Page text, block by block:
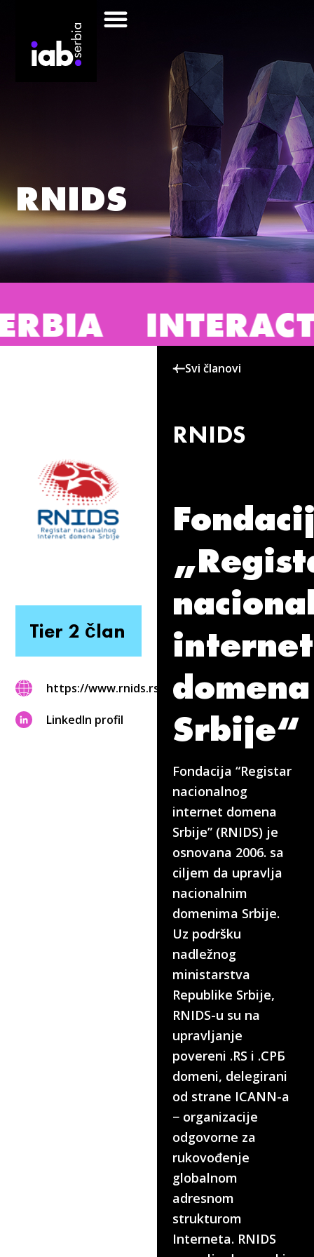
RNIDS
Tier 2 član
https://www.rnids.rs
LinkedIn profil
Svi članovi
RNIDS
internet
domena
Srbije“
Fondacija “Registar
nacionalnog
internet domena
Srbije” (RNIDS) je
osnovana 2006. sa
ciljem da upravlja
nacionalnim
domenima Srbije.
Uz podršku
nadležnog
ministarstva
Republike Srbije,
RNIDS-u su na
upravljanje
povereni .RS i .СРБ
domeni, delegirani
od strane ICANN-a
− organizacije
odgovorne za
rukovođenje
globalnom
adresnom
strukturom
Interneta. RNIDS